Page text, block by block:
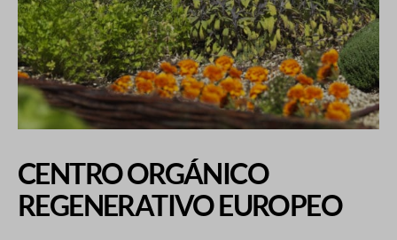
CENTRO ORGÁNICO
REGENERATIVO EUROPEO